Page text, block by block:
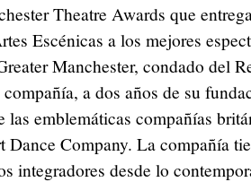
Theatre Awards que
Escénicas a los mejores
Manchester, condado del
a dos años de su
las emblemáticas compañías
Dance Company. La compañía
integradores desde lo